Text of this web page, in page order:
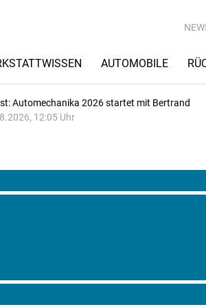
AUTOMOBILE
Automechanika 2026 startet mit Bertrand
12:05 Uhr